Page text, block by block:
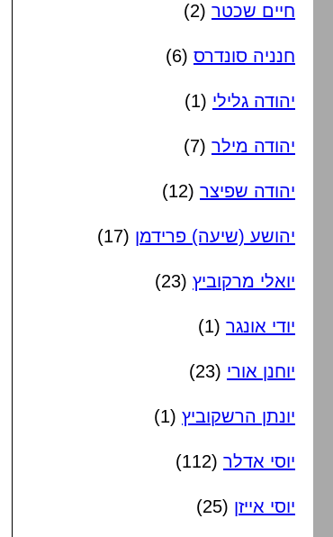
חיים שכטר (2)
חנניה סונדרס (6)
יהודה גלילי (1)
יהודה מילר (7)
יהודה שפיצר (12)
יהושע (שיעה) פרידמן (17)
יואלי מרקוביץ (23)
יודי אונגר (1)
יוחנן אורי (23)
יונתן הרשקוביץ (1)
יוסי אדלר (112)
יוסי אייזן (25)